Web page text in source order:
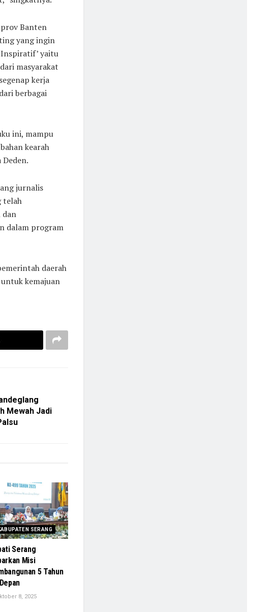
Banten
yang ingin
Inspiratif’ yaitu
masyarakat
kerja
berbagai
ini, mampu
kearah
Deden.
jurnalis
telah
dan
dalam program
daerah
kemajuan
Mewah Jadi
SERANG
Serang
Misi
5 Tahun
8, 2025